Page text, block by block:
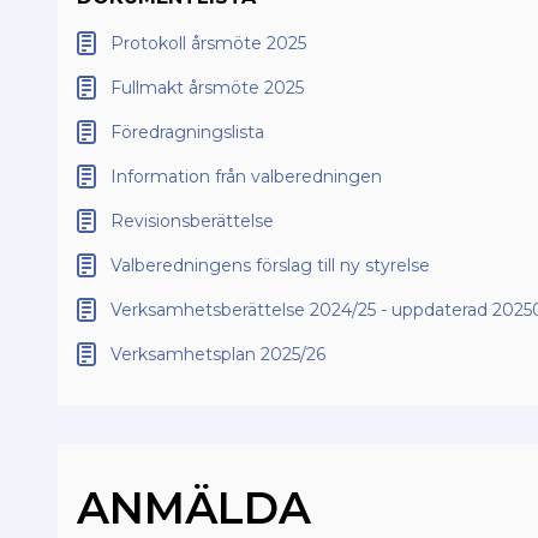
Protokoll årsmöte 2025
Fullmakt årsmöte 2025
Föredragningslista
Information från valberedningen
Revisionsberättelse
Valberedningens förslag till ny styrelse
Verksamhetsberättelse 2024/25 - uppdaterad
Verksamhetsplan 2025/26
ANMÄLDA